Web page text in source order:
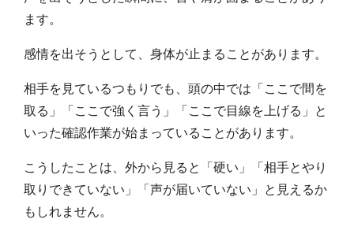
ます。
感情を出そうとして、身体が止まることがあります。
相手を見ているつもりでも、頭の中では「ここで間を
取る」「ここで強く言う」「ここで目線を上げる」と
いった確認作業が始まっていることがあります。
こうしたことは、外から見ると「硬い」「相手とやり
取りできていない」「声が届いていない」と見えるか
もしれません。